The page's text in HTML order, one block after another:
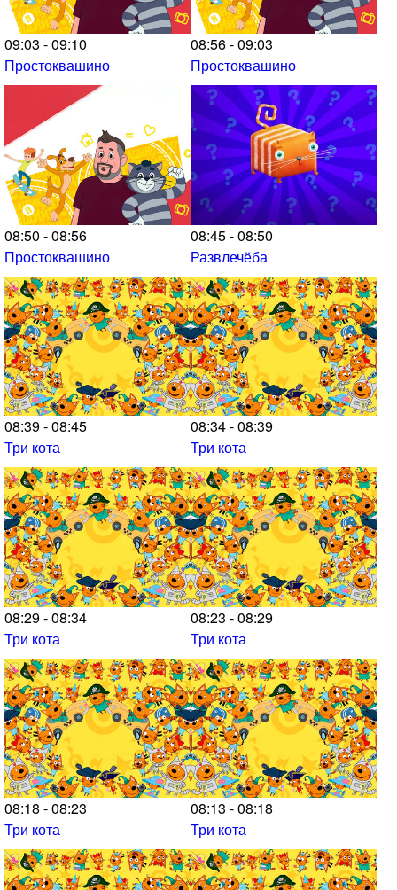
09:03 - 09:10
Простоквашино
08:56 - 09:03
Простоквашино
08:50 - 08:56
Простоквашино
08:45 - 08:50
Развлечёба
08:39 - 08:45
Три кота
08:34 - 08:39
Три кота
08:29 - 08:34
Три кота
08:23 - 08:29
Три кота
08:18 - 08:23
Три кота
08:13 - 08:18
Три кота